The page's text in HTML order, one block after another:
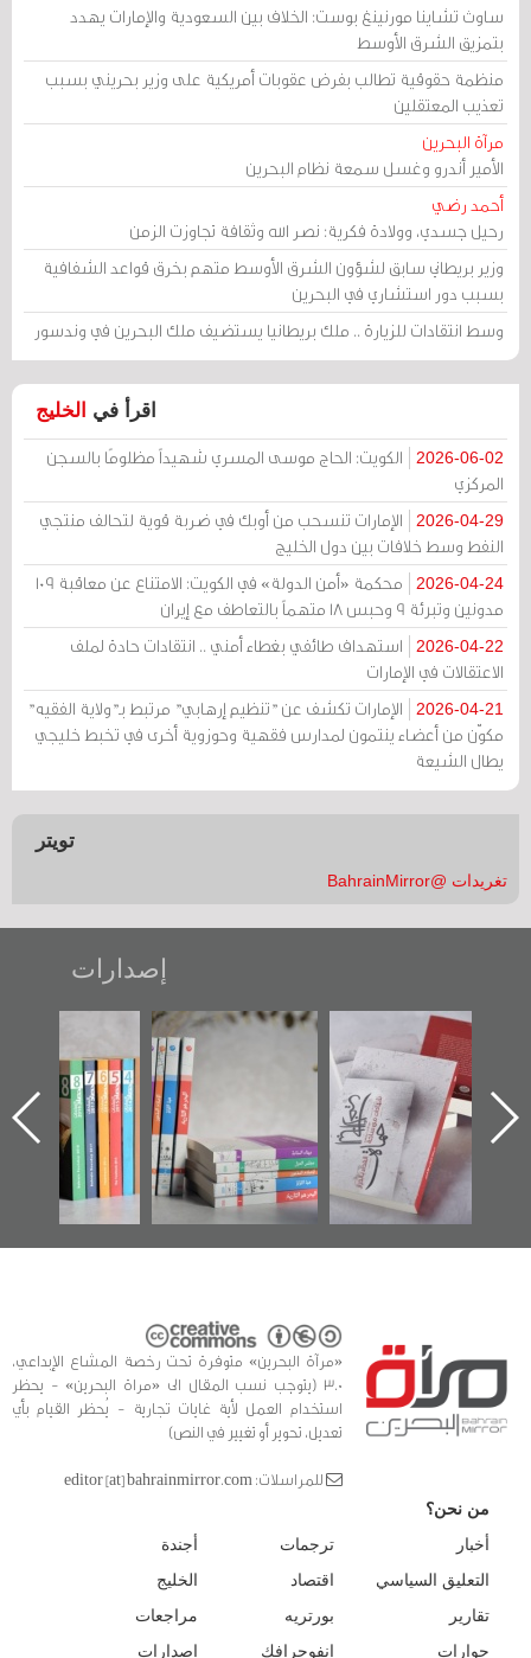
ساوث تشاينا مورنينغ بوست: الخلاف بين السعودية والإمارات يهدد
بتمزيق الشرق الأوسط
منظمة حقوقية تطالب بفرض عقوبات أمريكية على وزير بحريني بسبب
تعذيب المعتقلين
مرآة البحرين
الأمير أندرو وغسل سمعة نظام البحرين
أحمد رضي
رحيل جسدي، وولادة فكرية: نصر الله وثقافة تجاوزت الزمن
وزير بريطاني سابق لشؤون الشرق الأوسط متهم بخرق قواعد الشفافية
بسبب دور استشاري في البحرين
وسط انتقادات للزيارة .. ملك بريطانيا يستضيف ملك البحرين في وندسور
اقرأ في الخليج
2026-06-02
الكويت: الحاج موسى المسري شهيداً مظلومًا بالسجن
المركزي
2026-04-29
الإمارات تنسحب من أوبك في ضربة قوية لتحالف منتجي
النفط وسط خلافات بين دول الخليج
2026-04-24
محكمة «أمن الدولة» في الكويت: الامتناع عن معاقبة 109
مدونين وتبرئة 9 وحبس 18 متهماً بالتعاطف مع إيران
2026-04-22
استهداف طائفي بغطاء أمني .. انتقادات حادة لملف
الاعتقالات في الإمارات
2026-04-21
الإمارات تكشف عن "تنظيم إرهابي" مرتبط بـ"ولاية الفقيه"
مكوّن من أعضاء ينتمون لمدارس فقهية وحوزوية أخرى في تخبط خليجي
يطال الشيعة
تويتر
تغريدات @BahrainMirror
إصدارات
الباب الأخير":
الإصدار الأول عن
اعتصام الدراز
وأحداث ساحة
الفداء لمركز أوال
للدراسات والتوثيق
تصنيف موضوعي
للوثائق البريطانية
يقدمه «مركز أوال»
كتب
"مرآة البحرين"
تصدر حصاد
الساحات 2019
«مرآة البحرين» متوفرة تحت رخصة المشاع الإبداعي،
3.0 (يتوجب نسب المقال الى «مراة البحرين» - يحظر
استخدام العمل لأية غايات تجارية - يُحظر القيام بأي
تعديل، تحوير أو تغيير في النص)
للمراسلات: editor [at] bahrainmirror.com
من نحن؟
أخبار
التعليق السياسي
تقارير
حوارات
ترجمات
اقتصاد
بورتريه
انفوجرافك
أجندة
الخليج
مراجعات
إصدارات